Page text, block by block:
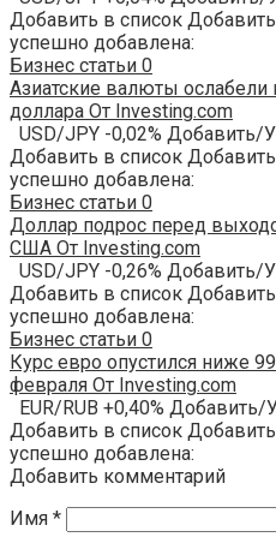
Добавить в список
успешно добавлена:
Бизнес статьи 0
Азиатские валюты ослабели
доллара От Investing.com
USD/JPY -0,02% Добавить/
Добавить в список
успешно добавлена:
Бизнес статьи 0
Доллар подрос перед
США От Investing.com
USD/JPY -0,26% Добавить/
Добавить в список
успешно добавлена:
Бизнес статьи 0
Курс евро опустился ниже
февраля От Investing.com
EUR/RUB +0,40% Добавить/
Добавить в список
успешно добавлена:
Добавить комментарий
Имя *